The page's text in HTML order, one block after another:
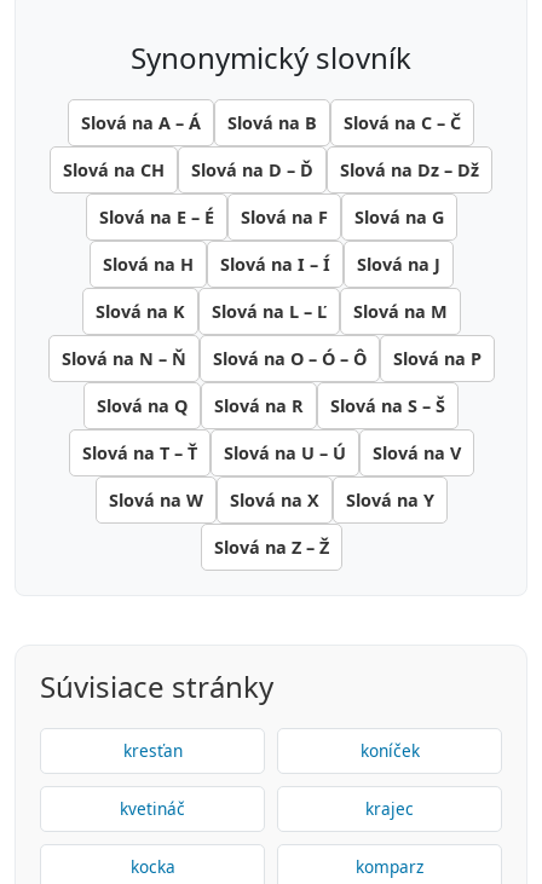
synonymický slovník
Slová na A – Á Slová na B Slová na C – Č
Slová na CH Slová na D – Ď Slová na Dz – Dž
Slová na E – É Slová na F Slová na G
Slová na H Slová na I – Í Slová na J
Slová na K Slová na L – Ľ Slová na M
Slová na N – Ň Slová na O – Ó – Ô Slová na P
Slová na Q Slová na R Slová na S – Š
Slová na T – Ť Slová na U – Ú Slová na V
Slová na W Slová na X Slová na Y
Slová na Z – Ž
Súvisiace stránky
kresťan koníček
kvetináč krajec
kocka komparz